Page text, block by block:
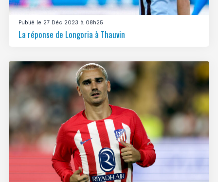
Publié le 27 Déc 2023 à 08h25
La réponse de Longoria à Thauvin